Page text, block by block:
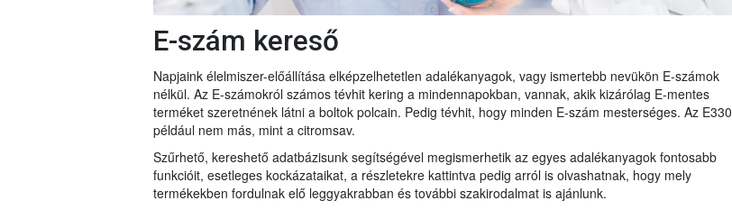
E-szám kereső
Napjaink élelmiszer-előállítása elképzelhetetlen adalékanyagok, vagy ismertebb nevükön E-számok
nélkül. Az E-számokról számos tévhit kering a mindennapokban, vannak, akik kizárólag E-mentes
terméket szeretnének látni a boltok polcain. Pedig tévhit, hogy minden E-szám mesterséges. Az E330
például nem más, mint a citromsav.
Szűrhető, kereshető adatbázisunk segítségével megismerhetik az egyes adalékanyagok fontosabb
funkcióit, esetleges kockázataikat, a részletekre kattintva pedig arról is olvashatnak, hogy mely
termékekben fordulnak elő leggyakrabban és további szakirodalmat is ajánlunk.